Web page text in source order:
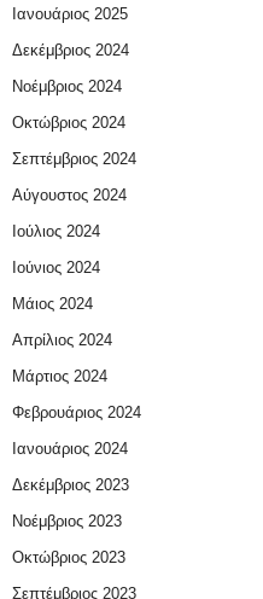
Ιανουάριος 2025
Δεκέμβριος 2024
Νοέμβριος 2024
Οκτώβριος 2024
Σεπτέμβριος 2024
Αύγουστος 2024
Ιούλιος 2024
Ιούνιος 2024
Μάιος 2024
Απρίλιος 2024
Μάρτιος 2024
Φεβρουάριος 2024
Ιανουάριος 2024
Δεκέμβριος 2023
Νοέμβριος 2023
Οκτώβριος 2023
Σεπτέμβριος 2023